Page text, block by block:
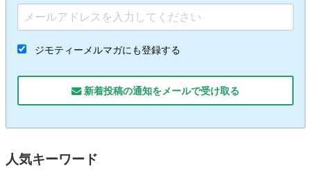
ジモティーメルマガにも登録する
新着投稿の通知をメールで受け取る
人気キーワード